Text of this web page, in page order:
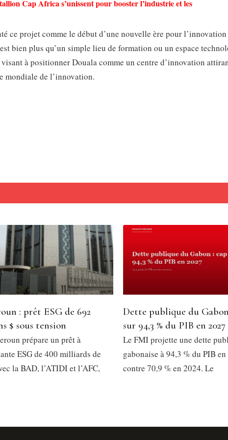
Cap Africa s’unissent pour booster l’industrie et les
ce projet comme le début d’une nouvelle ère pour l’innovation
bien plus qu’un simple lieu de formation ou un espace
à positionner Douala comme un centre d’innovation
mondiale de l’innovation.
: prêt ESG de 692
$ sous tension
prépare un prêt à
ESG de 400 milliards de
la BAD, l’ATIDI et l’AFC,
Dette publique du
sur 94,3 % du PIB en 2027
Le FMI projette une dette
gabonaise à 94,3 % du PIB
contre 70,9 % en 2024. Le